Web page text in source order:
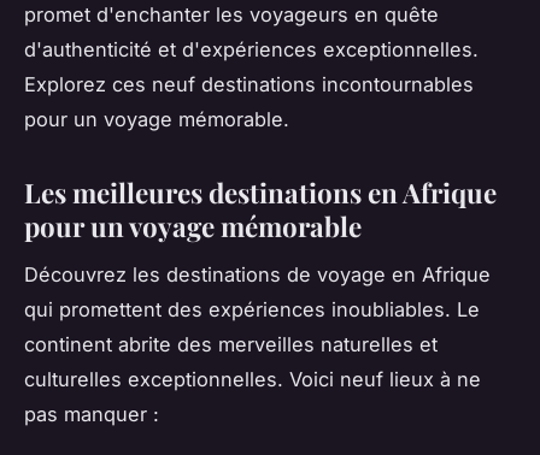
promet d'enchanter les voyageurs en quête
d'authenticité et d'expériences exceptionnelles.
Explorez ces neuf destinations incontournables
pour un voyage mémorable.
Les meilleures destinations en Afrique
pour un voyage mémorable
Découvrez les destinations de voyage en Afrique
qui promettent des expériences inoubliables. Le
continent abrite des merveilles naturelles et
culturelles exceptionnelles. Voici neuf lieux à ne
pas manquer :